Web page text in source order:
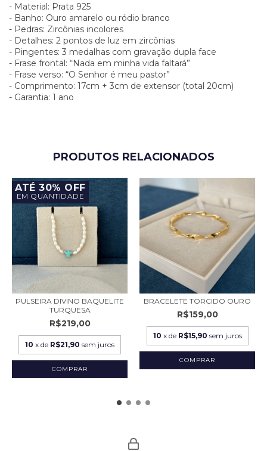
- Material: Prata 925
- Banho: Ouro amarelo ou ródio branco
- Pedras: Zircônias incolores
- Detalhes: 2 pontos de luz em zircônias
- Pingentes: 3 medalhas com gravação dupla face
- Frase frontal: “Nada em minha vida faltará”
- Frase verso: “O Senhor é meu pastor”
- Comprimento: 17cm + 3cm de extensor (total 20cm)
- Garantia: 1 ano
PRODUTOS RELACIONADOS
ATÉ 30% OFF
EM QUANTIDADE
PULSEIRA DIVINO BAQUELITE
TURQUESA
R$219,00
10 x de R$21,90 sem juros
BRACELETE TORCIDO OURO
R$159,00
10 x de R$15,90 sem juros